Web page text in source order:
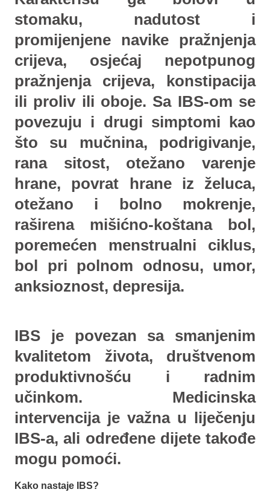
stomaku, nadutost i
promijenjene navike pražnjenja
crijeva, osjećaj nepotpunog
pražnjenja crijeva, konstipacija
ili proliv ili oboje. Sa IBS-om se
povezuju i drugi simptomi kao
što su mučnina, podrigivanje,
rana sitost, otežano varenje
hrane, povrat hrane iz želuca,
otežano i bolno mokrenje,
raširena mišićno-koštana bol,
poremećen menstrualni ciklus,
bol pri polnom odnosu, umor,
anksioznost, depresija.
IBS je povezan sa smanjenim
kvalitetom života, društvenom
produktivnošću i radnim
učinkom. Medicinska
intervencija je važna u liječenju
IBS-a, ali određene dijete takođe
mogu pomoći.
Kako nastaje IBS?